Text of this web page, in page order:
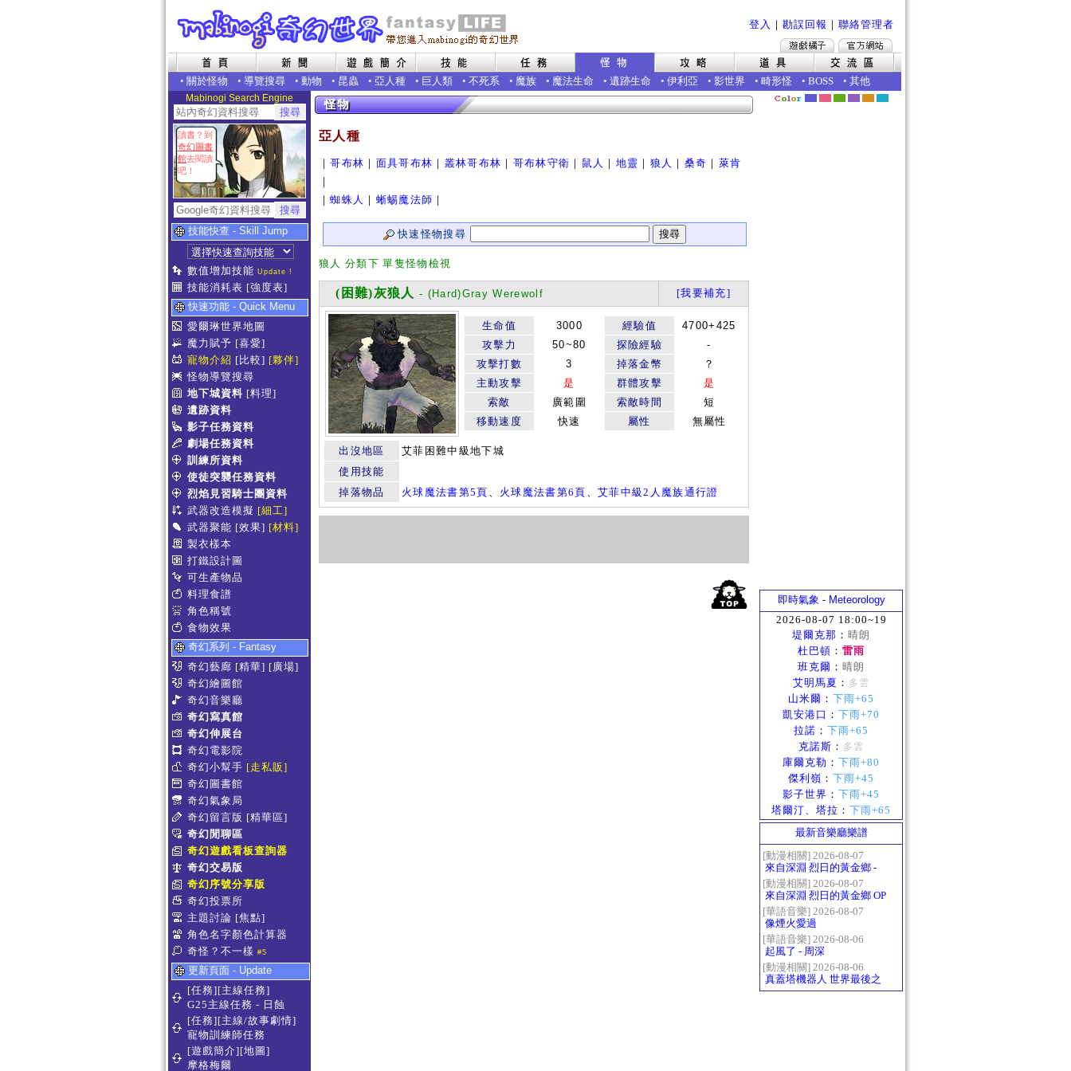
登入 ｜ 勘誤回報 ｜ 聯絡管理者
• 關於怪物 • 導覽搜尋 • 動物 • 昆蟲 • 亞人種 • 巨人類 • 不死系 • 魔族 • 魔法生命 • 遺跡生命 • 伊利亞 • 影世界 • 畸形怪 • BOSS • 其他
Mabinogi Search Engine
讀書？到
奇幻圖書
館去閱讀
吧！
技能快查 - Skill Jump
數值增加技能 Update !
技能消耗表 [強度表]
快速功能 - Quick Menu
愛爾琳世界地圖
魔力賦予 [喜愛]
寵物介紹 [比較] [夥伴]
怪物導覽搜尋
地下城資料 [料理]
遺跡資料
影子任務資料
劇場任務資料
訓練所資料
使徒突襲任務資料
烈焰見習騎士團資料
武器改造模擬 [細工]
武器聚能 [效果] [材料]
製衣樣本
打鐵設計圖
可生產物品
料理食譜
角色稱號
食物效果
奇幻系列 - Fantasy
奇幻藝廊 [精華] [廣場]
奇幻繪圖館
奇幻音樂廳
奇幻寫真館
奇幻伸展台
奇幻電影院
奇幻小幫手 [走私販]
奇幻圖書館
奇幻氣象局
奇幻留言版 [精華區]
奇幻閒聊區
奇幻遊戲看板查詢器
奇幻交易版
奇幻序號分享版
奇幻投票所
主題討論 [焦點]
角色名字顏色計算器
奇怪？不一樣 #5
更新頁面 - Update
[任務][主線任務]
G25主線任務 - 日蝕
[任務][主線/故事劇情]
寵物訓練師任務
[遊戲簡介][地圖]
摩格梅爾
亞人種
｜哥布林 ｜ 面具哥布林 ｜ 叢林哥布林 ｜ 哥布林守衛 ｜ 鼠人 ｜ 地靈 ｜ 狼人 ｜ 桑奇 ｜ 萊肯
｜
｜蜘蛛人 ｜ 蜥蜴魔法師 ｜
快速怪物搜尋
狼人 分類下 單隻怪物檢視
(困難)灰狼人 - (Hard)Gray Werewolf [我要補充]
生命值 3000 經驗值
4700+425
攻擊力
50~80 探險經驗
-
攻擊打數
3 掉落金幣
？
主動攻擊
是 群體攻擊
是
索敵
廣範圍 索敵時間
短
移動速度
快速 屬性 無屬性
出沒地區
艾菲困難中級地下城
使用技能
掉落物品
火球魔法書第5頁 、 火球魔法書第6頁 、艾菲中級2人魔族通行證
即時氣象 - Meteorology
2026-08-07 18:00~19
堤爾克那 ： 晴朗
杜巴頓 ： 雷雨
班克爾 ： 晴朗
艾明馬夏 ： 多雲
山米爾 ： 下雨+65
凱安港口 ： 下雨+70
拉諾 ： 下雨+65
克諾斯 ： 多雲
庫爾克勒 ： 下雨+80
傑利嶺 ： 下雨+45
影子世界 ： 下雨+45
塔爾汀、塔拉 ： 下雨+65
最新音樂廳樂譜
[動漫相關] 2026-08-07
來自深淵 烈日的黃金鄉 -
Gravity
[動漫相關] 2026-08-07
來自深淵 烈日的黃金鄉 OP
- かたち(Katachi)
[華語音樂] 2026-08-07
像煙火愛過
[華語音樂] 2026-08-06
起風了 - 周深
[動漫相關] 2026-08-06
真蓋塔機器人 世界最後之
日OP2 HEATS